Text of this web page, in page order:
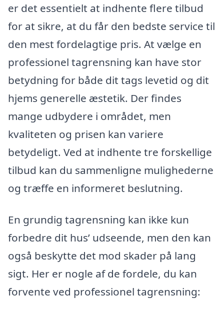
er det essentielt at indhente flere tilbud
for at sikre, at du får den bedste service til
den mest fordelagtige pris. At vælge en
professionel tagrensning kan have stor
betydning for både dit tags levetid og dit
hjems generelle æstetik. Der findes
mange udbydere i området, men
kvaliteten og prisen kan variere
betydeligt. Ved at indhente tre forskellige
tilbud kan du sammenligne mulighederne
og træffe en informeret beslutning.
En grundig tagrensning kan ikke kun
forbedre dit hus’ udseende, men den kan
også beskytte det mod skader på lang
sigt. Her er nogle af de fordele, du kan
forvente ved professionel tagrensning: